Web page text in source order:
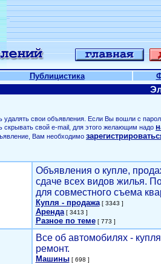
Публицистика
удалять свои объявления. Если Вы вошли с
скрывать свой е-mail, для этого желающим надо
Вам необходимо
Объявления о купле,
сдаче всех видов жилья.
для совместного съема
Купля - продажа[ 3343 ]
Аренда[ 3413 ]
Разное по теме[ 773 ]
Все об автомобилях -
ремонт.
Машины[ 698 ]